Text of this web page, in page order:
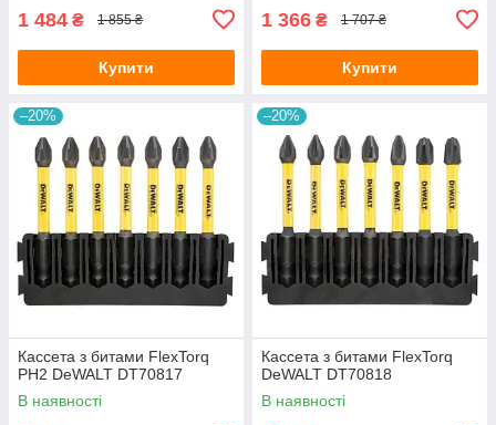
1 484 ₴ 1 855 ₴
Купити
1 366 ₴ 1 707 ₴
Купити
–20%
Кассета з битами FlexTorq
PH2 DeWALT DT70817
В наявності
–20%
Кассета з битами FlexTorq
DeWALT DT70818
В наявності